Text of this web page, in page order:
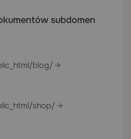
subdomen
blog/ →
shop/ →